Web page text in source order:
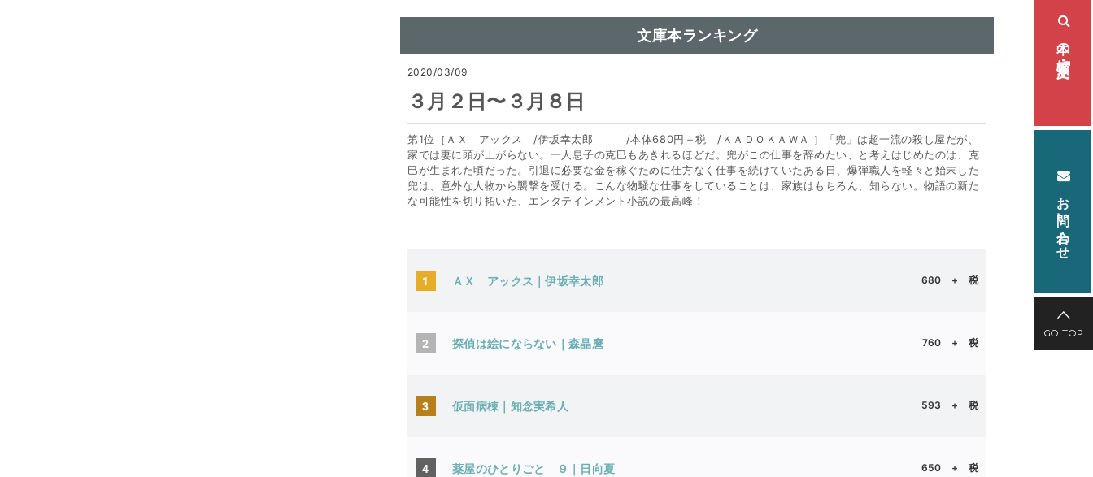
本の検索・注文
お問い合わせ
GO TOP
文庫本ランキング
2020/03/09
３月２日〜３月８日
第1位［ＡＸ アックス /伊坂幸太郎 /本体680円＋税 /ＫＡＤＯＫＡＷＡ ］「兜」は超一流の殺し屋だが、
家では妻に頭が上がらない。一人息子の克巳もあきれるほどだ。兜がこの仕事を辞めたい、と考えはじめたのは、克
巳が生まれた頃だった。引退に必要な金を稼ぐために仕方なく仕事を続けていたある日、爆弾職人を軽々と始末した
兜は、意外な人物から襲撃を受ける。こんな物騒な仕事をしていることは、家族はもちろん、知らない。物語の新た
な可能性を切り拓いた、エンタテインメント小説の最高峰！
1 ＡＸ アックス｜伊坂幸太郎 680 + 税
2 探偵は絵にならない｜森晶麿 760 + 税
3 仮面病棟｜知念実希人 593 + 税
4 薬屋のひとりごと ９｜日向夏 650 + 税